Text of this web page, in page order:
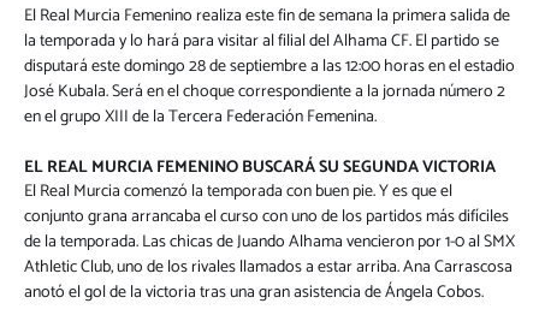
El Real Murcia Femenino realiza este fin de semana la primera salida de
la temporada y lo hará para visitar al filial del Alhama CF. El partido se
disputará este domingo 28 de septiembre a las 12:00 horas en el estadio
José Kubala. Será en el choque correspondiente a la jornada número 2
en el grupo XIII de la Tercera Federación Femenina.
EL REAL MURCIA FEMENINO BUSCARÁ SU SEGUNDA VICTORIA
El Real Murcia comenzó la temporada con buen pie. Y es que el
conjunto grana arrancaba el curso con uno de los partidos más difíciles
de la temporada. Las chicas de Juando Alhama vencieron por 1-0 al SMX
Athletic Club, uno de los rivales llamados a estar arriba. Ana Carrascosa
anotó el gol de la victoria tras una gran asistencia de Ángela Cobos.